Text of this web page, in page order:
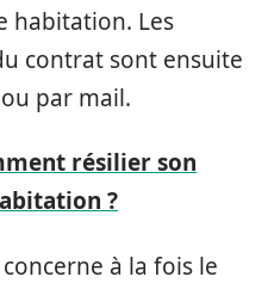
habitation. Les
contrat sont ensuite
par mail.
résilier son
?
à la fois le